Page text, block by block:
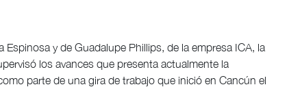
y de Guadalupe Phillips, de la empresa ICA, la
los avances que presenta actualmente la
parte de una gira de trabajo que inició en Cancún el